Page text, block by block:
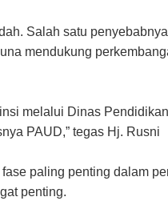
Salah satu
mendukung
melalui Dinas
PAUD,” tegas Hj. Rusni
paling penting dalam
penting.